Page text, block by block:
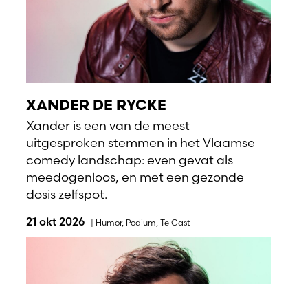
XANDER DE RYCKE
Xander is een van de meest
uitgesproken stemmen in het Vlaamse
comedy landschap: even gevat als
meedogenloos, en met een gezonde
dosis zelfspot.
21 okt 2026 | Humor, Podium, Te Gast